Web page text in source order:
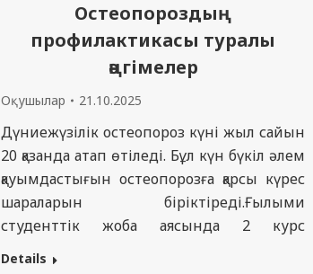
Остеопороздың
профилактикасы туралы
әңгімелер
Оқушылар 21.10.2025
Дүниежүзілік остеопороз күні жыл сайын
20 қазанда атап өтіледі. Бұл күн бүкіл әлем
қауымдастығын остеопорозға қарсы күрес
шараларын біріктіреді.Ғылыми
студенттік жоба аясында 2 курс
студенттері Гурьев Бауыржан, Жұмабек
Details